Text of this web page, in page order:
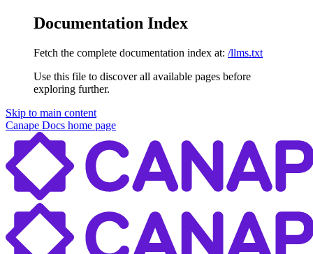
Documentation Index
Fetch the complete documentation index at: /llms.txt
Use this file to discover all available pages before
exploring further.
Skip to main content
Canape Docs home page